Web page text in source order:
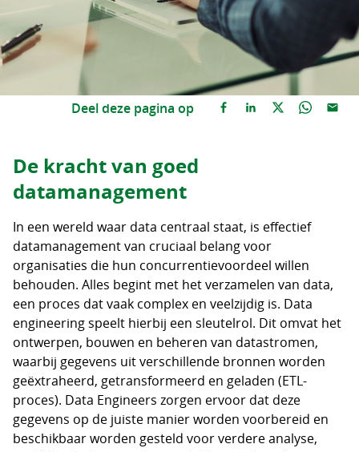
Deel deze pagina op
De kracht van goed
datamanagement
In een wereld waar data centraal staat, is effectief
datamanagement van cruciaal belang voor
organisaties die hun concurrentievoordeel willen
behouden. Alles begint met het verzamelen van data,
een proces dat vaak complex en veelzijdig is. Data
engineering speelt hierbij een sleutelrol. Dit omvat het
ontwerpen, bouwen en beheren van datastromen,
waarbij gegevens uit verschillende bronnen worden
geëxtraheerd, getransformeerd en geladen (ETL-
proces). Data Engineers zorgen ervoor dat deze
gegevens op de juiste manier worden voorbereid en
beschikbaar worden gesteld voor verdere analyse,